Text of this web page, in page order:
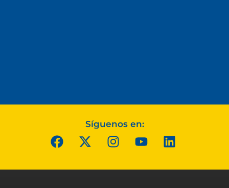
Síguenos en: